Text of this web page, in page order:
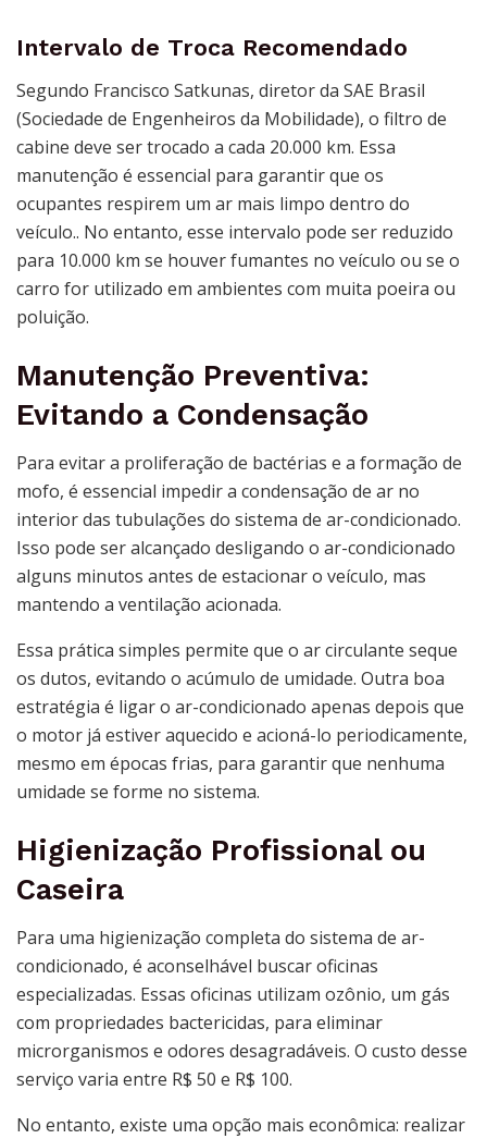
Intervalo de Troca Recomendado
Segundo Francisco Satkunas, diretor da SAE Brasil
(Sociedade de Engenheiros da Mobilidade), o filtro de
cabine deve ser trocado a cada 20.000 km. Essa
manutenção é essencial para garantir que os
ocupantes respirem um ar mais limpo dentro do
veículo.. No entanto, esse intervalo pode ser reduzido
para 10.000 km se houver fumantes no veículo ou se o
carro for utilizado em ambientes com muita poeira ou
poluição.
Manutenção Preventiva:
Evitando a Condensação
Para evitar a proliferação de bactérias e a formação de
mofo, é essencial impedir a condensação de ar no
interior das tubulações do sistema de ar-condicionado.
Isso pode ser alcançado desligando o ar-condicionado
alguns minutos antes de estacionar o veículo, mas
mantendo a ventilação acionada.
Essa prática simples permite que o ar circulante seque
os dutos, evitando o acúmulo de umidade. Outra boa
estratégia é ligar o ar-condicionado apenas depois que
o motor já estiver aquecido e acioná-lo periodicamente,
mesmo em épocas frias, para garantir que nenhuma
umidade se forme no sistema.
Higienização Profissional ou
Caseira
Para uma higienização completa do sistema de ar-
condicionado, é aconselhável buscar oficinas
especializadas. Essas oficinas utilizam ozônio, um gás
com propriedades bactericidas, para eliminar
microrganismos e odores desagradáveis. O custo desse
serviço varia entre R$ 50 e R$ 100.
No entanto, existe uma opção mais econômica: realizar